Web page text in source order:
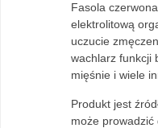
Fasola
elektrolitową
uczucie
wachlarz funkcji
mięśnie i wiele
Produkt jest
może